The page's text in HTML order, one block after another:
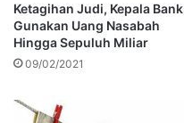
Ketagihan Judi, Kepala Bank
Gunakan Uang Nasabah
Hingga Sepuluh Miliar
09/02/2021